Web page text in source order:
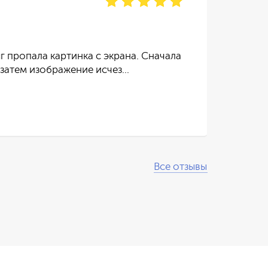
пропала картинка с экрана. Сначала
изображение исчез…
Все отзывы